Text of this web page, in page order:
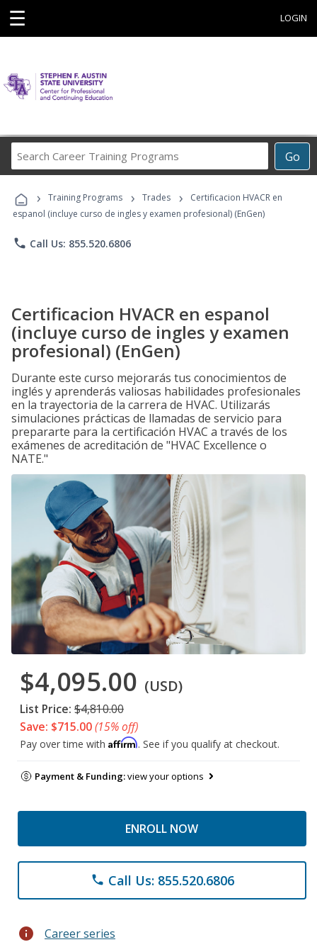
☰ LOGIN
Go
Career
Programs
› Training Programs › Trades ›
Certificacion HVACR en
espanol (incluye curso de ingles y examen profesional) (EnGen)
phone Call Us: 855.520.6806
Certificacion HVACR en espanol
(incluye curso de ingles y examen
profesional) (EnGen)
Durante este curso mejorarás tus conocimientos de
inglés y aprenderás valiosas habilidades profesionales
en la trayectoria de la carrera de HVAC. Utilizarás
simulaciones prácticas de llamadas de servicio para
prepararte para la certificación HVAC a través de los
exámenes de acreditación de "HVAC Excellence o
NATE."
$4,095.00 (USD)
List Price: $4,810.00
Save: $715.00(15% off)
Pay over time with Affirm. See if you qualify at checkout.
Payment & Funding:view your options
ENROLL NOW
phone Call Us: 855.520.6806
info Career series